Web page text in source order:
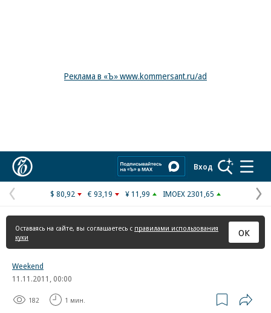
Реклама в «Ъ» www.kommersant.ru/ad
Вход
Предыдущая
страница
$ 80,92 € 93,19 ¥ 11,99 IMOEX 2301,65
Оставаясь на сайте, вы соглашаетесь с правилами использования
куки
ОК
Weekend
11.11.2011, 00:00
182 1 мин.